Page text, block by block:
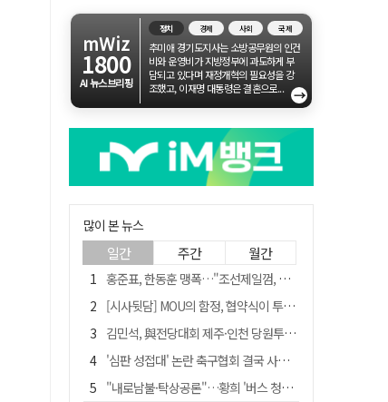
mWiz
1800
AI 뉴스브리핑
정치 경제 사회 국제
추미애 경기도지사는 소방공무원의 인건
비와 운영비가 지방정부에 과도하게 부
담되고 있다며 재정개혁의 필요성을 강
조했고, 이재명 대통령은 결혼으로...
→
많이 본 뉴스
일간 주간 월간
홍준표, 한동훈 맹폭…"조선제일껌, 권력에 살고 권력에 죽었다"
[시사뒷담] MOU의 함정, 협약식이 투자 확정은 아니긴 해
김민석, 與전당대회 제주·인천 당원투표서 승리…누적 득표는 '초박빙'
'심판 성접대' 논란 축구협회 결국 사과…"깊이 반성, 쇄신하겠다"
"내로남불·탁상공론"…황희 '버스 청년주택' 제안에 與 내부서도 쓴소리